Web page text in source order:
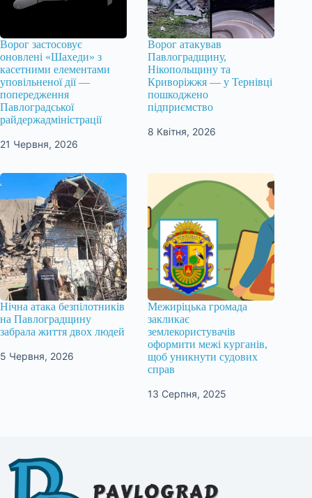
Ворог застосовує
оновлені «Шахеди» з
касетними елементами
уповільненої дії —
попередження
Павлоградської
райдержадміністрації
21 Червня, 2026
Ворог атакував
Павлоградщину,
Нікопольщину та
Криворіжжя — у Тернівці
пошкоджено
підприємство
8 Квітня, 2026
Нічна атака безпілотників
на Павлоградщину
забрала життя двох людей
5 Червня, 2026
Межиріцька громада
закликає
землекористувачів
оформити межі курганів,
щоб уникнути судових
справ
13 Серпня, 2025